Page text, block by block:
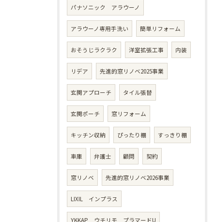
パナソニック アラウーノ
アラウーノ専用手洗い 簡単リフォーム
おそうじラクラク 洋室拡張工事 内装
リデア 先進的窓リノベ2025事業
玄関アプローチ タイル張替
玄関ポーチ 窓リフォーム
キッチン収納 ぴったり棚 すっきり棚
車庫 弁護士 顧問 契約
窓リノベ 先進的窓リノベ2026事業
LIXIL インプラス
YKKAP ウチリモ プラマードU